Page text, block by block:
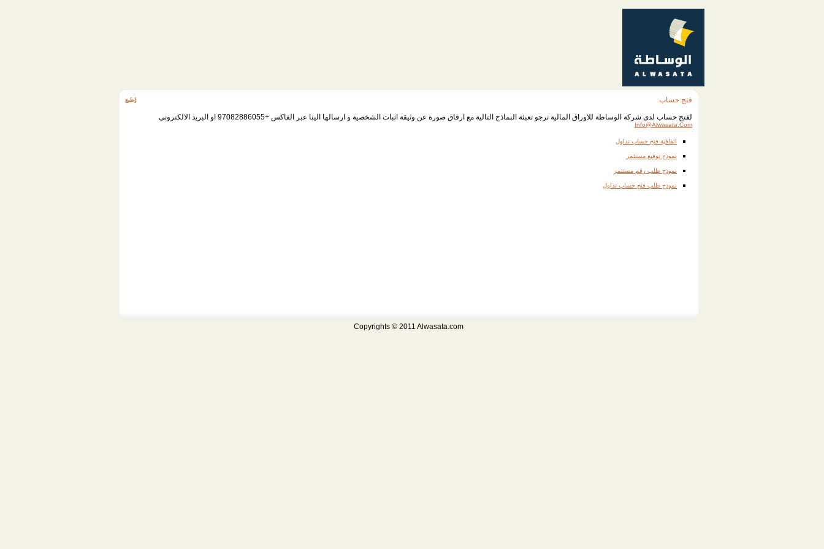
فتح حساب إطبع
لفتح حساب لدى شركة الوساطة للاوراق المالية نرجو تعبئة النماذج التالية مع ارفاق صورة عن وثيقة اثبات الشخصية و ارسالها الينا عبر الفاكس +97082886055 او البريد الالكتروني
Info@alwasata.com
اتفاقية فتح حساب تداول
نموذج توقيع مستثمر
نموذج طلب رقم مستثمر
نموذج طلب فتح حساب تداول
Copyrights © 2011 Alwasata.com